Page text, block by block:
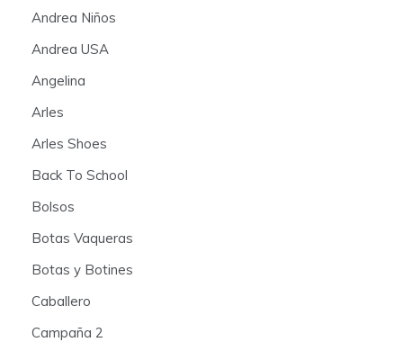
Andrea Niños
Andrea USA
Angelina
Arles
Arles Shoes
Back To School
Bolsos
Botas Vaqueras
Botas y Botines
Caballero
Campaña 2